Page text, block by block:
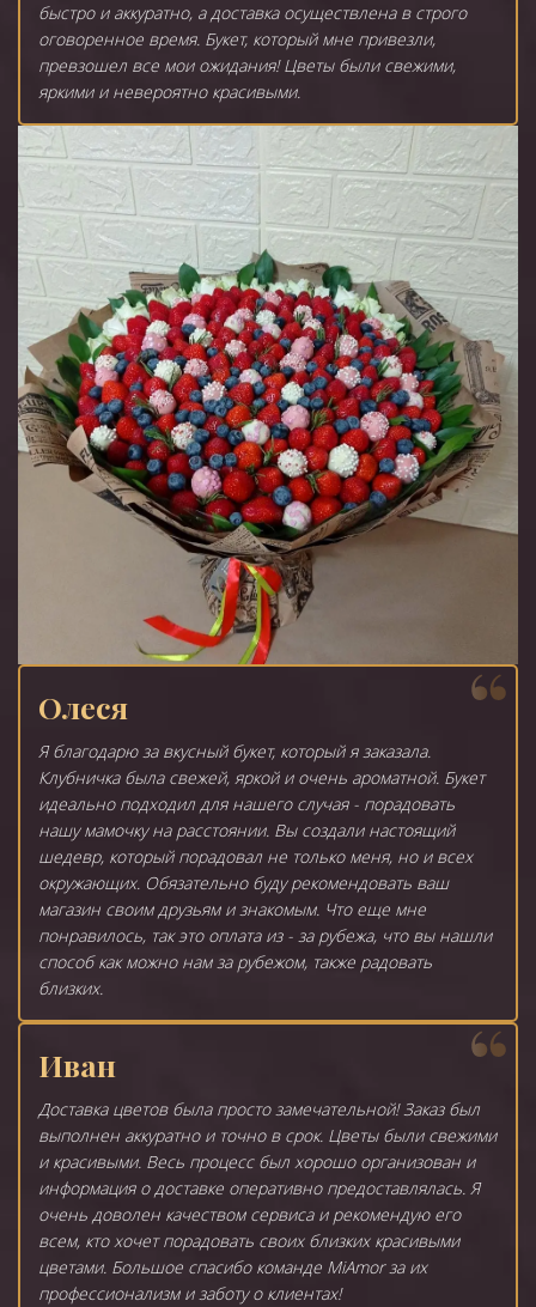
быстро и аккуратно, а доставка осуществлена в строго
оговоренное время. Букет, который мне привезли,
превзошел все мои ожидания! Цветы были свежими,
яркими и невероятно красивыми.
Олеся
Я благодарю за вкусный букет, который я заказала.
Клубничка была свежей, яркой и очень ароматной. Букет
идеально подходил для нашего случая - порадовать
нашу мамочку на расстоянии. Вы создали настоящий
шедевр, который порадовал не только меня, но и всех
окружающих. Обязательно буду рекомендовать ваш
магазин своим друзьям и знакомым. Что еще мне
понравилось, так это оплата из - за рубежа, что вы нашли
способ как можно нам за рубежом, также радовать
близких.
Иван
Доставка цветов была просто замечательной! Заказ был
выполнен аккуратно и точно в срок. Цветы были свежими
и красивыми. Весь процесс был хорошо организован и
информация о доставке оперативно предоставлялась. Я
очень доволен качеством сервиса и рекомендую его
всем, кто хочет порадовать своих близких красивыми
цветами. Большое спасибо команде MiAmor за их
профессионализм и заботу о клиентах!